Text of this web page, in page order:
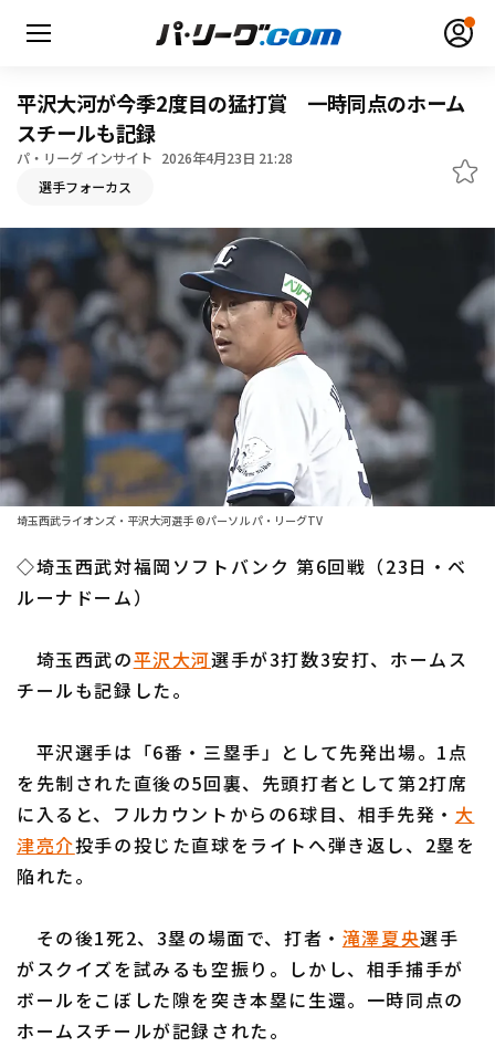
動画
日程・結果
順位表･成績
1軍公式戦
ファーム東地区
ファーム西地区
選手名鑑トップ
北海道日本ハムファイターズ
東北楽天ゴールデンイーグルス
埼玉西武ライオンズ
オリックス・バファローズ
福岡ソフトバンクホークス
ニュース
設定
平沢大河が今季2度目の猛打賞 一時同点のホーム
スチールも記録
パ・リーグ インサイト 2026年4月23日 21:28
選手フォーカス
埼玉西武ライオンズ・平沢大河選手 ©パーソル パ・リーグTV
◇埼玉西武対福岡ソフトバンク 第6回戦（23日・ベ
ルーナドーム）
埼玉西武の平沢大河選手が3打数3安打、ホームス
チールも記録した。
平沢選手は「6番・三塁手」として先発出場。1点
を先制された直後の5回裏、先頭打者として第2打席
に入ると、フルカウントからの6球目、相手先発・ 大
津亮介投手の投じた直球をライトへ弾き返し、2塁を
陥れた。
その後1死2、3塁の場面で、打者・ 滝澤夏央選手
がスクイズを試みるも空振り。しかし、相手捕手が
ボールをこぼした隙を突き本塁に生還。一時同点の
ホームスチールが記録された。